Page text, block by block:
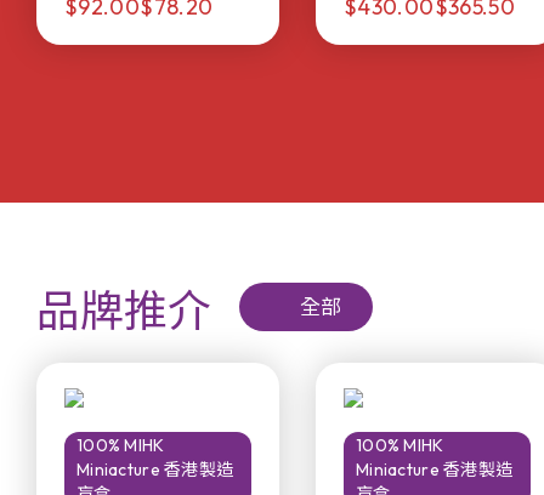
$92.00$78.20
$430.00$365.50
品牌推介 全部
100% MIHK
Miniacture 香港製造
100% MIHK
Miniacture 香港製造